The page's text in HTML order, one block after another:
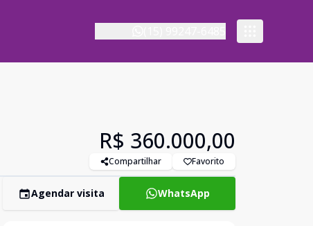
R$ 360.000,00
Compartilhar Favorito
Agendar visita WhatsApp